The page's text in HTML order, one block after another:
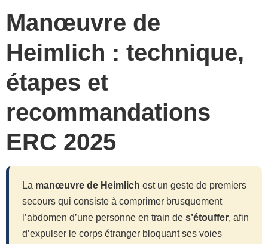
Manœuvre de
Heimlich : technique,
étapes et
recommandations
ERC 2025
La manœuvre de Heimlich est un geste de premiers
secours qui consiste à comprimer brusquement
l’abdomen d’une personne en train de s’étouffer, afin
d’expulser le corps étranger bloquant ses voies